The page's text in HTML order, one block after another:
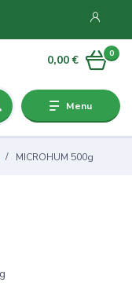
Menu
0
0,00 €
MICROHUM 500g